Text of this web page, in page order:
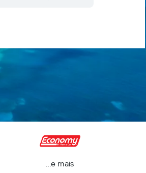
...e mais